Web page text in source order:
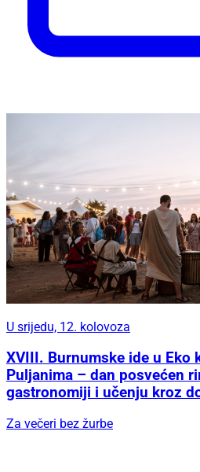
U srijedu, 12. kolovoza
XVIII. Burnumske ide u Eko
Puljanima – dan posvećen
gastronomiji i učenju kroz
Za večeri bez žurbe